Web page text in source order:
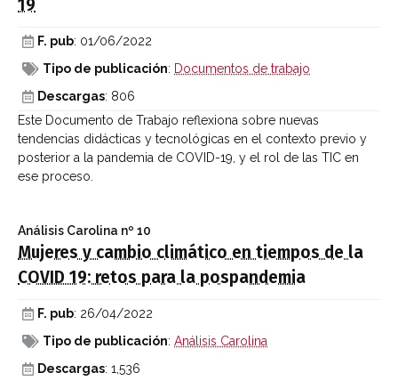
19
F. pub: 01/06/2022
Tipo de publicación: Documentos de trabajo
Descargas: 806
Este Documento de Trabajo reflexiona sobre nuevas
tendencias didácticas y tecnológicas en el contexto previo y
posterior a la pandemia de COVID-19, y el rol de las TIC en
ese proceso.
Análisis Carolina nº 10
Mujeres y cambio climático en tiempos de la
COVID 19: retos para la pospandemia
F. pub: 26/04/2022
Tipo de publicación: Análisis Carolina
Descargas: 1,536